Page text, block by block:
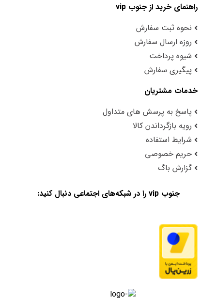
راهنمای خرید از جنوب vip
نحوه ثبت سفارش
روزه ارسال سفارش
شیوه پرداخت
پیگیری سفارش
خدمات مشتریان
پاسخ به پرسش های متداول
رویه بازگرداندن کالا
شرایط استفاده
حریم خصوصی
گزارش باگ
جنوب vip را در شبکه‌های اجتماعی دنبال کنید: